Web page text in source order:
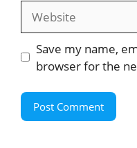
Website
Save my name,
browser for the